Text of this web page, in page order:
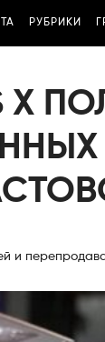
РУБРИКИ
X
и